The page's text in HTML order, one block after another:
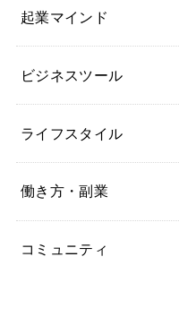
起業マインド
ビジネスツール
ライフスタイル
働き方・副業
コミュニティ